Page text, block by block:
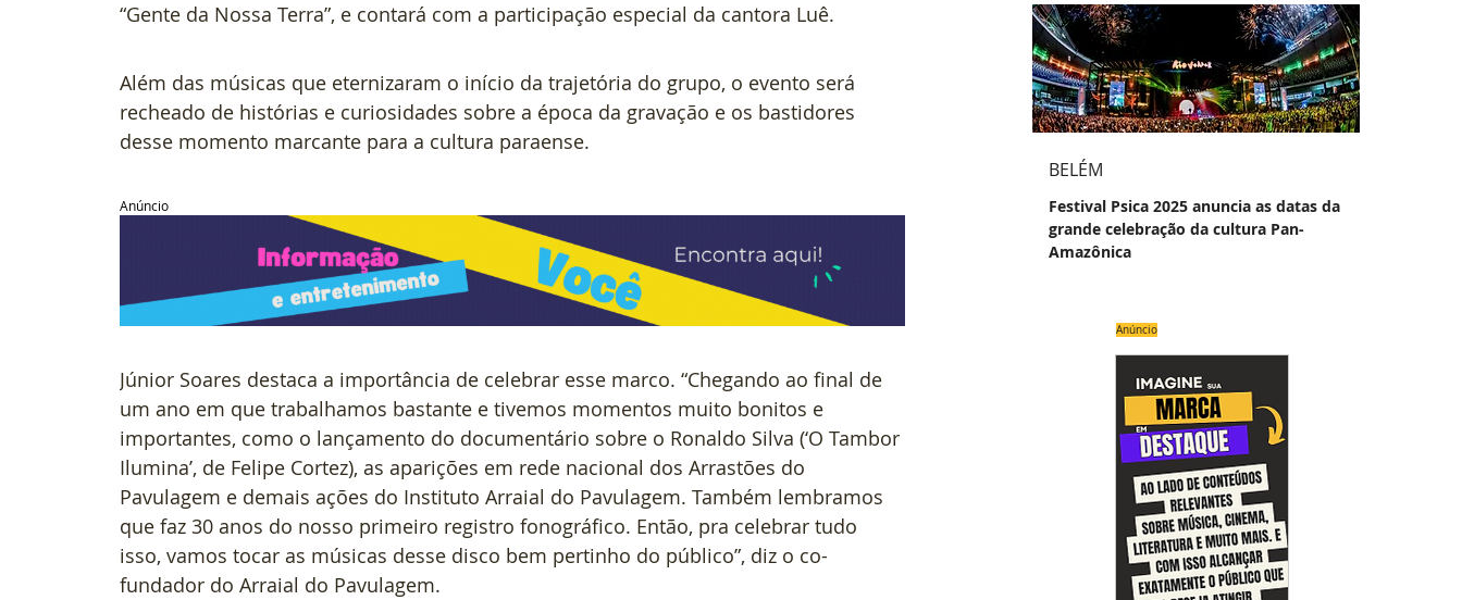
“Gente da Nossa Terra”, e contará com a participação especial da cantora Luê.
Além das músicas que eternizaram o início da trajetória do grupo, o evento será
recheado de histórias e curiosidades sobre a época da gravação e os bastidores
desse momento marcante para a cultura paraense.
Anúncio
Júnior Soares destaca a importância de celebrar esse marco. “Chegando ao final de
um ano em que trabalhamos bastante e tivemos momentos muito bonitos e
importantes, como o lançamento do documentário sobre o Ronaldo Silva (‘O Tambor
Ilumina’, de Felipe Cortez), as aparições em rede nacional dos Arrastões do
Pavulagem e demais ações do Instituto Arraial do Pavulagem. Também lembramos
que faz 30 anos do nosso primeiro registro fonográfico. Então, pra celebrar tudo
isso, vamos tocar as músicas desse disco bem pertinho do público”, diz o co-
fundador do Arraial do Pavulagem.
BELÉM
Festival Psica 2025 anuncia as datas da
grande celebração da cultura Pan-
Amazônica
Anúncio